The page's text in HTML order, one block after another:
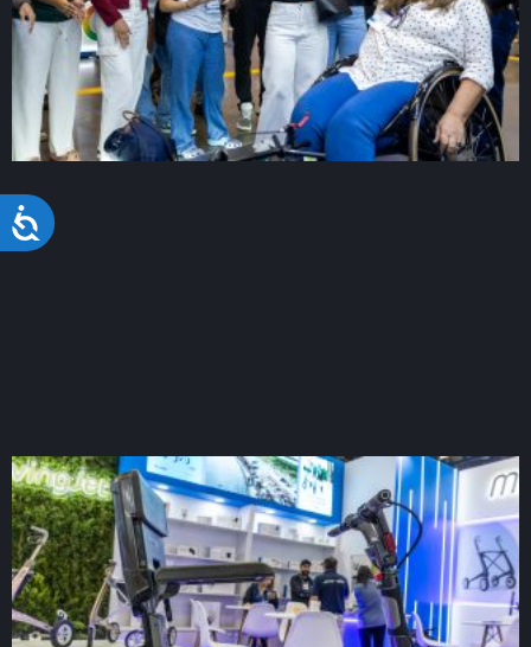
Acessibilidade